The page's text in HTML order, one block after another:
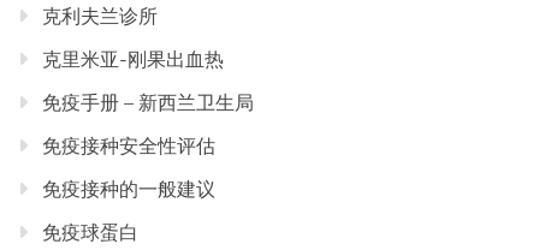
克利夫兰诊所
克里米亚-刚果出血热
免疫手册 – 新西兰卫生局
免疫接种安全性评估
免疫接种的一般建议
免疫球蛋白